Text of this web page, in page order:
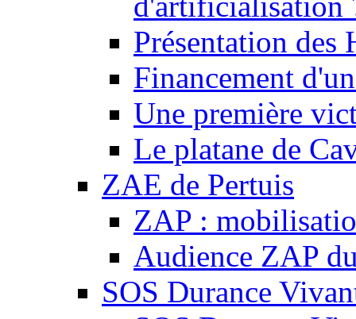
Présentation des
Financement
Une première
Le platane de
ZAE de Pertuis
ZAP :
Audience ZAP
SOS Durance